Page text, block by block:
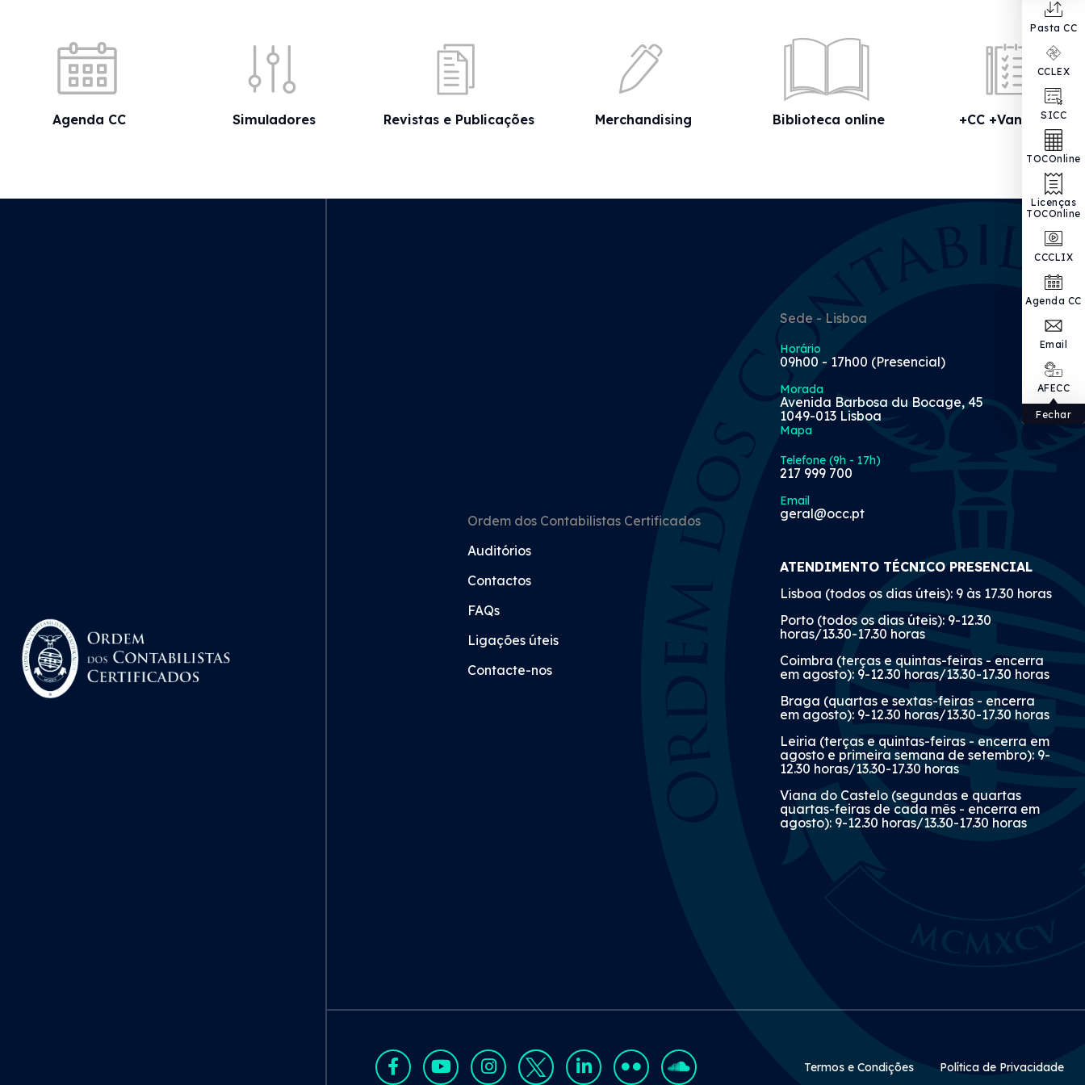
Pasta CC
CCLEX
SICC
TOCOnline
Licenças
TOCOnline
CCCLIX
Agenda CC
Email
AFECC
Fechar
Agenda CC Simuladores Revistas e Publicações Merchandising Biblioteca online +CC +Vantagens
Ordem dos Contabilistas Certificados
Auditórios
Contactos
FAQs
Ligações úteis
Contacte-nos
Sede - Lisboa
Horário
09h00 - 17h00 (Presencial)
Morada
Avenida Barbosa du Bocage, 45
1049-013 Lisboa
Mapa
Telefone (9h - 17h)
217 999 700
Email
geral@occ.pt
ATENDIMENTO TÉCNICO PRESENCIAL
Lisboa (todos os dias úteis): 9 às 17.30 horas
Porto (todos os dias úteis): 9-12.30
horas/13.30-17.30 horas
Coimbra (terças e quintas-feiras - encerra
em agosto): 9-12.30 horas/13.30-17.30 horas
Braga (quartas e sextas-feiras - encerra
em agosto): 9-12.30 horas/13.30-17.30 horas
Leiria (terças e quintas-feiras - encerra em
agosto e primeira semana de setembro): 9-
12.30 horas/13.30-17.30 horas
Viana do Castelo (segundas e quartas
quartas-feiras de cada mês - encerra em
agosto): 9-12.30 horas/13.30-17.30 horas
Rodapé Secundário
Termos e Condições Política de Privacidade